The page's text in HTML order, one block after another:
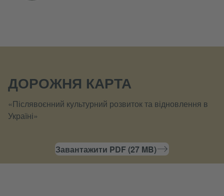
ДОРОЖНЯ КАРТА
«Післявоєнний культурний розвиток та відновлення в
Україні»
Завантажити PDF (27 MB)